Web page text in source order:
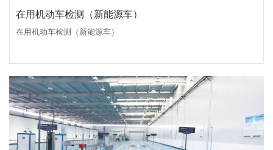
在用机动车检测（新能源车）
在用机动车检测（新能源车）